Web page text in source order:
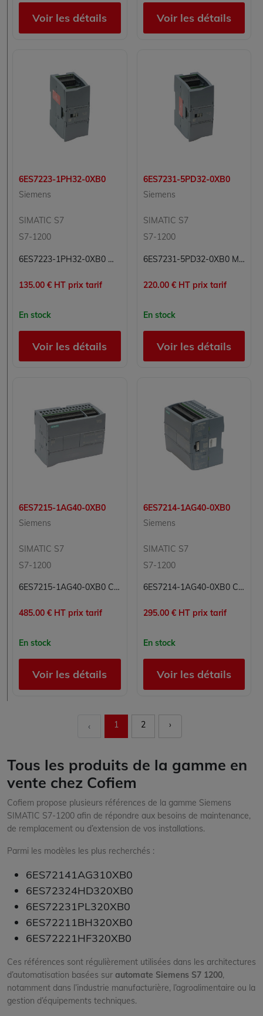
Voir les détails Voir les détails
6ES7223-1PH32-0XB0
Siemens
SIMATIC S7
S7-1200
6ES7223-1PH32-0XB0 Module entrées/sorties TOR Simatic S7 Siemens
135.00 € HT prix tarif
En stock
Voir les détails
6ES7231-5PD32-0XB0
Siemens
SIMATIC S7
S7-1200
6ES7231-5PD32-0XB0 Module 4 entrées analogiques Carte 4E Simatic S7 Siemens
220.00 € HT prix tarif
En stock
Voir les détails
6ES7215-1AG40-0XB0
Siemens
SIMATIC S7
S7-1200
6ES7215-1AG40-0XB0 CPU Processeur Simatic S7 Siemens
485.00 € HT prix tarif
En stock
Voir les détails
6ES7214-1AG40-0XB0
Siemens
SIMATIC S7
S7-1200
6ES7214-1AG40-0XB0 CPU Processeur Simatic S7 Siemens
295.00 € HT prix tarif
En stock
Voir les détails
‹ 1 2 ›
Tous les produits de la gamme en
vente chez Cofiem
Cofiem propose plusieurs références de la gamme Siemens
SIMATIC S7-1200 afin de répondre aux besoins de maintenance,
de remplacement ou d’extension de vos installations.
Parmi les modèles les plus recherchés :
6ES72141AG310XB0
6ES72324HD320XB0
6ES72231PL320XB0
6ES72211BH320XB0
6ES72221HF320XB0
Ces références sont régulièrement utilisées dans les architectures
d’automatisation basées sur automate Siemens S7 1200,
notamment dans l’industrie manufacturière, l’agroalimentaire ou la
gestion d’équipements techniques.